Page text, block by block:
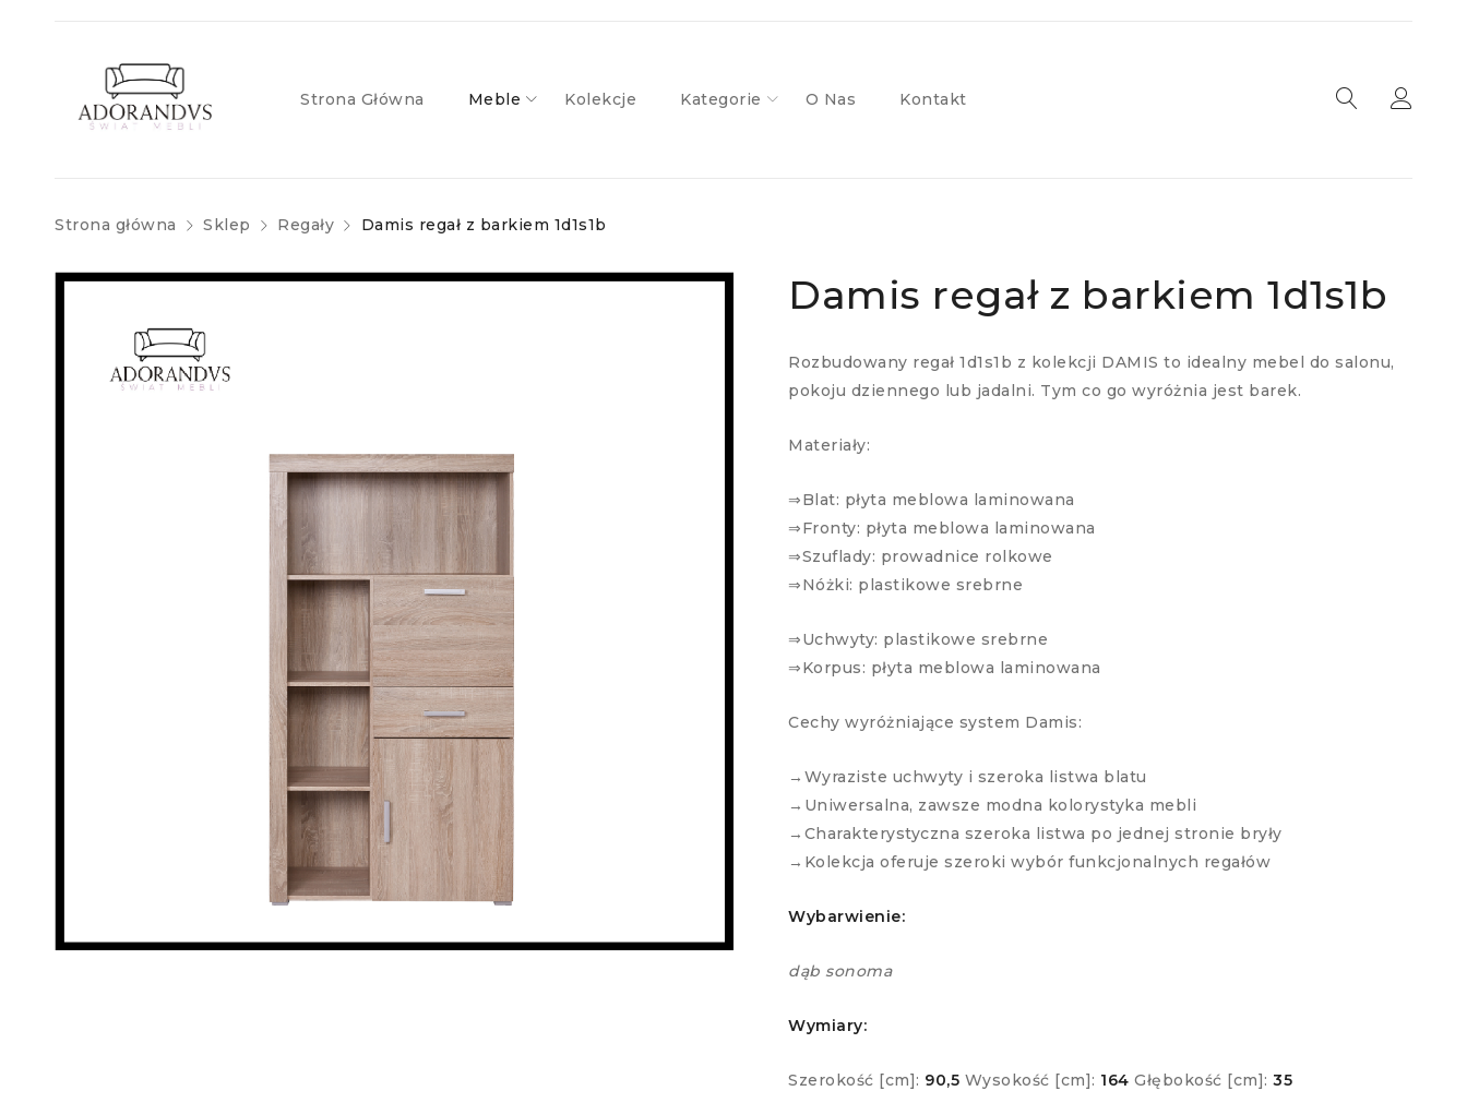
Strona Główna Meble Kolekcje Kategorie O Nas Kontakt
Strona główna Sklep Regały Damis regał z barkiem 1d1s1b
Damis regał z barkiem 1d1s1b
Rozbudowany regał 1d1s1b z kolekcji DAMIS to idealny mebel do salonu,
pokoju dziennego lub jadalni. Tym co go wyróżnia jest barek.
Materiały:
⇒Blat: płyta meblowa laminowana
⇒Fronty: płyta meblowa laminowana
⇒Szuflady: prowadnice rolkowe
⇒Nóżki: plastikowe srebrne
⇒Uchwyty: plastikowe srebrne
⇒Korpus: płyta meblowa laminowana
Cechy wyróżniające system Damis:
→Wyraziste uchwyty i szeroka listwa blatu
→Uniwersalna, zawsze modna kolorystyka mebli
→Charakterystyczna szeroka listwa po jednej stronie bryły
→Kolekcja oferuje szeroki wybór funkcjonalnych regałów
Wybarwienie:
dąb sonoma
Wymiary:
Szerokość [cm]: 90,5 Wysokość [cm]: 164 Głębokość [cm]: 35